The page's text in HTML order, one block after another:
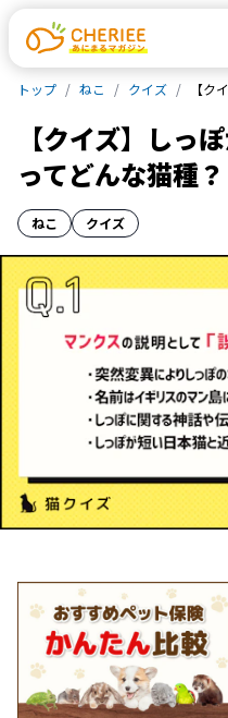
トップ ねこ クイズ 【ク
【クイズ】しっ
ってどんな猫種？
ねこ クイズ